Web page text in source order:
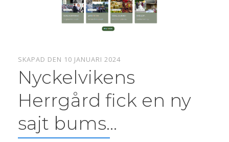
SKAPAD DEN 10 JANUARI 2024
Nyckelvikens
Herrgård fick en ny
sajt bums...